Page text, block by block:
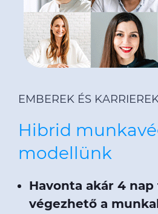
EMBEREK ÉS
Hibrid
modellünk
Havonta akár 4
végezhető a